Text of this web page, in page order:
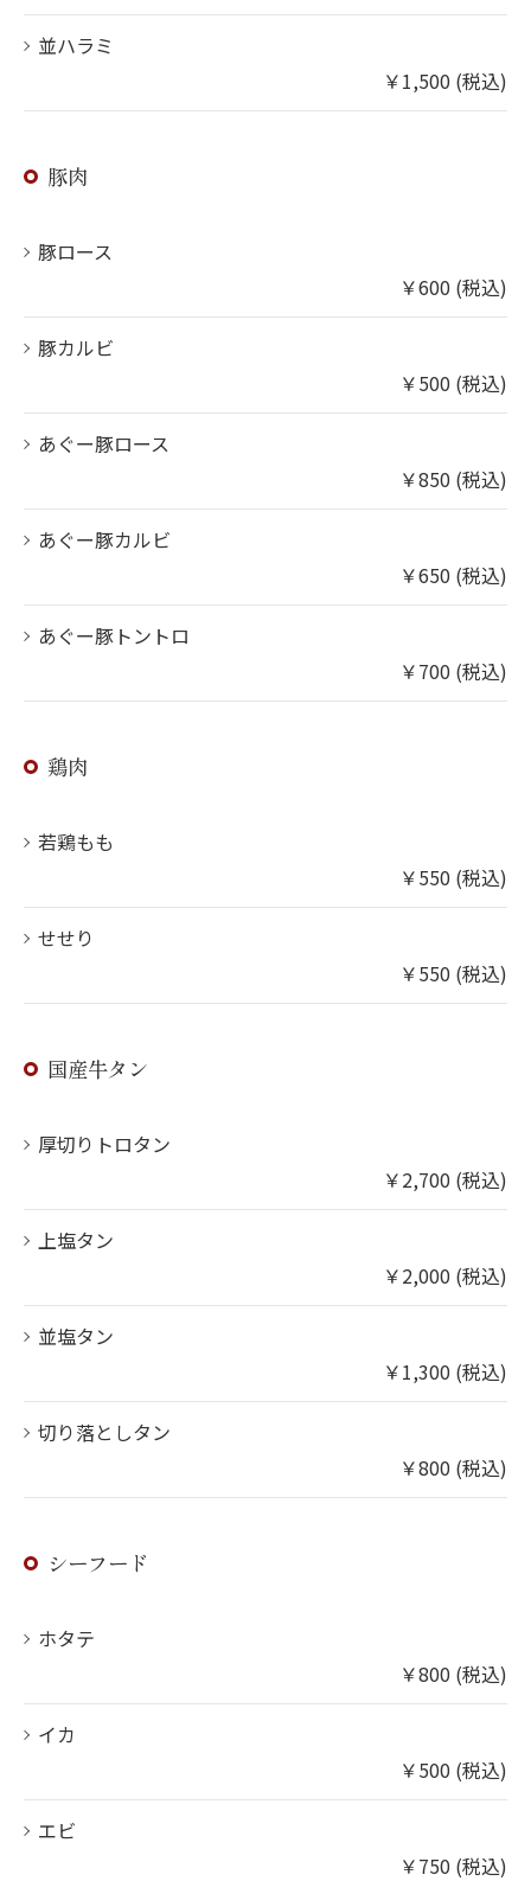
並ハラミ
￥1,500 (税込)
豚肉
豚ロース
￥600 (税込)
豚カルビ
￥500 (税込)
あぐー豚ロース
￥850 (税込)
あぐー豚カルビ
￥650 (税込)
あぐー豚トントロ
￥700 (税込)
鶏肉
若鶏もも
￥550 (税込)
せせり
￥550 (税込)
国産牛タン
厚切りトロタン
￥2,700 (税込)
上塩タン
￥2,000 (税込)
並塩タン
￥1,300 (税込)
切り落としタン
￥800 (税込)
シーフード
ホタテ
￥800 (税込)
イカ
￥500 (税込)
エビ
￥750 (税込)